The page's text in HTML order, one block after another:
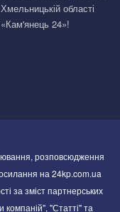
області
24»!
розповсюдження
на 24kp.com.ua
за зміст партнерських
"Статті" та